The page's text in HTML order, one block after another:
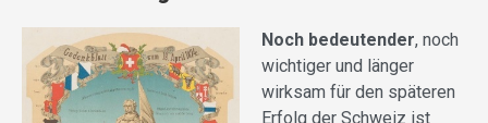
Noch bedeutender, noch
wichtiger und länger
wirksam für den späteren
Erfolg der Schweiz ist